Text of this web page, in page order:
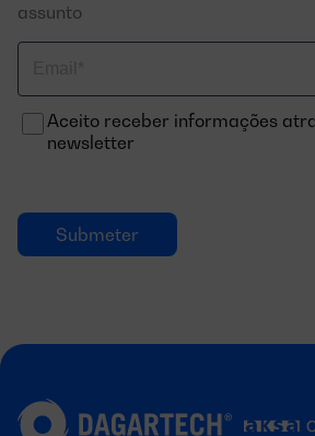
assunto
electrónico
Aceito receber informações
newsletter